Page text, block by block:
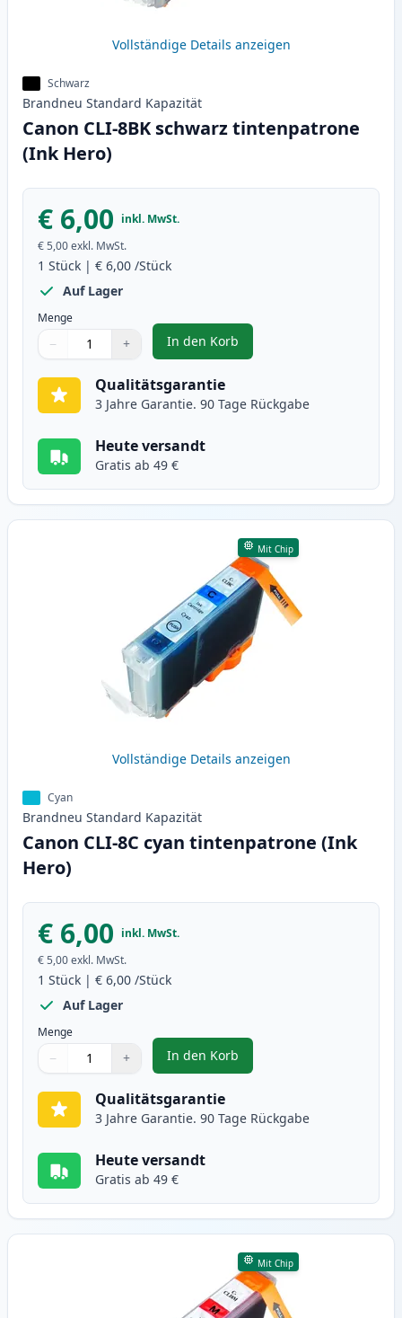
Vollständige Details anzeigen
Schwarz
Brandneu Standard Kapazität
Canon CLI-8BK schwarz tintenpatrone
(Ink Hero)
€ 6,00 inkl. MwSt.
€ 5,00exkl. MwSt.
1 Stück | € 6,00 /Stück
Auf Lager
Menge
Verwenden Sie die Tasten, um anzupassen
− +
1
In den Korb
, Canon CLI-8BK schwarz
Qualitätsgarantie
3 Jahre Garantie. 90 Tage Rückgabe
Heute versandt
Gratis ab 49 €
Mit Chip
Vollständige Details anzeigen
Cyan
Brandneu Standard Kapazität
Canon CLI-8C cyan tintenpatrone (Ink
Hero)
€ 6,00 inkl. MwSt.
€ 5,00exkl. MwSt.
1 Stück | € 6,00 /Stück
Auf Lager
Menge
Verwenden Sie die Tasten, um anzupassen
− +
1
In den Korb
, Canon CLI-8C cyan
Qualitätsgarantie
3 Jahre Garantie. 90 Tage Rückgabe
Heute versandt
Gratis ab 49 €
Mit Chip